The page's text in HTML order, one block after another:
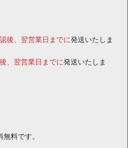
後、翌営業日までに発送いたしま
、翌営業日までに発送いたしま
料です。